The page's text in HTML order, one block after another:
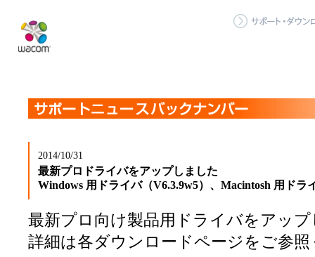
2014/10/31
最新プロドライバをアップしました
Windows 用ドライバ（V6.3.9w5）、Macintosh 用ドラ
最新プロ向け製品用ドライバをアッ
詳細は各ダウンロードページをご参